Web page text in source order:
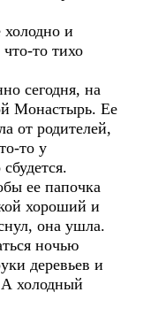
и
то тихо
сегодня, на
Монастырь. Ее
от родителей,
то у
ее папочка
хороший и
она ушла.
ночью
деревьев и
А холодный